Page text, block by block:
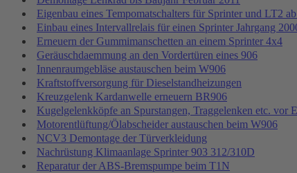
Eigenbau eines Tempomatschalters für Sprinter und LT2
Einbau eines Intervallrelais für einen Sprinter Jahrgang
Erneuern der Gummimanschetten an einem Sprinter 4x4
Geräuschdaemmung an den Vordertüren eines 906
Innenraumgebläse austauschen beim W906
Kraftstoffversorgung für Dieselstandheizungen
Kreuzgelenk Kardanwelle erneuern BR906
Kugelgelenkköpfe an Spurstangen, Traggelenken etc. vor
Motorentlüftung/Ölabscheider austauschen beim W906
NCV3 Demontage der Türverkleidung
Nachrüstung Klimaanlage Sprinter 903 312/310D
Reparatur der ABS-Bremspumpe beim T1N